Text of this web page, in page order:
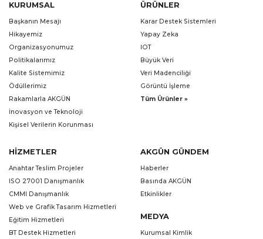
KURUMSAL
Başkanın Mesajı
Hikayemiz
Organizasyonumuz
Politikalarımız
Kalite Sistemimiz
Ödüllerimiz
Rakamlarla AKGÜN
İnovasyon ve Teknoloji
Kişisel Verilerin Korunması
ÜRÜNLER
Karar Destek Sistemleri
Yapay Zeka
IOT
Büyük Veri
Veri Madenciliği
Görüntü İşleme
Tüm Ürünler »
HIZMETLER
Anahtar Teslim Projeler
ISO 27001 Danışmanlık
CMMI Danışmanlık
Web ve Grafik Tasarım Hizmetleri
Eğitim Hizmetleri
BT Destek Hizmetleri
AKGÜN GÜNDEM
Haberler
Basında AKGÜN
Etkinlikler
MEDYA
Kurumsal Kimlik